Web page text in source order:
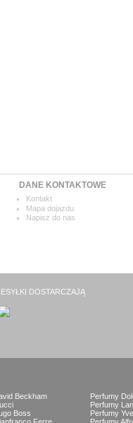
DANE KONTAKTOWE
Kontakt
Mapa dojazdu
Napisz do nas
DOSTARCZAJĄ
Beckham Perfumy
Perfumy
Boss Perfumy